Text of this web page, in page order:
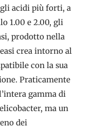
acidi più forti, a
1.00 e 2.00, gli
prodotto nella
crea intorno al
con la sua
Praticamente
gamma di
ma un
dei